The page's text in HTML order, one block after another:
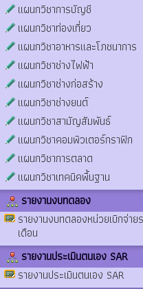
แผนกวิชาการบัญชี
แผนกวิชาท่องเที่ยว
แผนกวิชาอาหารและโภชนาการ
แผนกวิชาช่างไฟฟ้า
แผนกวิชาช่างก่อสร้าง
แผนกวิชาช่างยนต์
แผนกวิชาสามัญสัมพันธ์
แผนกวิชาคอมพิวเตอร์กราฟิก
แผนกวิชาการตลาด
แผนกวิชาเทคนิคพื้นฐาน
รายงานงบทดลอง
รายงานงบทดลองหน่วยเบิกจ่าย
เดือน
รายงานประเมินตนเอง SAR
รายงานประเมินตนเอง SAR